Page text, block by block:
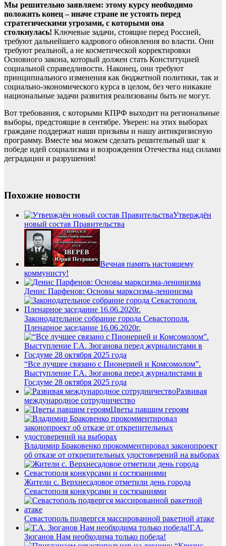
Мы решительно заявляем: этому курсу необходимо
положить конец – иначе стране не устоять перед
стратегическими угрозами, с которыми она
столкнулась! Ключевые задачи, стоящие перед Россией,
требуют дальнейшего кадрового обновления во власти. Они
требуют реальной, а не косметической корректировки
Основного закона, который должен стать Конституцией
социальной справедливости. Наконец, они требуют
принципиального изменения как бюджетной политики, так и
социально-экономического курса в целом, без чего никакие
национальные задачи развития реализованы быть не могут.
Вот требования, с которыми КПРФ выходит на региональные
выборы, предстоящие в сентябре. Уверен: на этих выборах
граждане поддержат наши призывы и нашу антикризисную
программу. Вместе мы можем сделать решительный шаг к
победе идей социализма и возрождения Отечества над силами
деградации и разрушения!
Похожие новости
Утверждён
новый состав Правительства
Вечная память настоящему
коммунисту!
Денис Парфенов: Основы марксизма-ленинизма
Законодательное собрание города Севастополя.
Пленарное заседание 16.06.2020г.
“Все лучшее связано с Пионерией и Комсомолом”.
Выступление Г.А. Зюганова перед журналистами в
Госдуме 28 октября 2025 года
Развивая
международное сотрудничество
Цветы павшим героям
Владимир Браковенко прокомментировал законопроект
об отказе от открепительных удостоверений на выборах
Жители с. Верхнесадовое отметили день города
Севастополя конкурсами и состязаниями
Севастополь подвергся массированной ракетной атаке
Г.А.
Зюганов Нам необходима только победа!